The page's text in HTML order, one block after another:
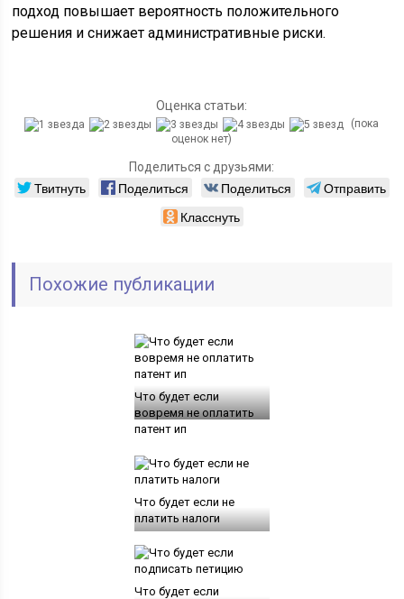
подход повышает вероятность положительного
решения и снижает административные риски.
Оценка статьи:
(пока
оценок нет)
Поделиться с друзьями:
Твитнуть Поделиться Поделиться
Отправить
Класснуть
Похожие публикации
Что будет если
вовремя не оплатить
патент ип
Что будет если не
платить налоги
Что будет если